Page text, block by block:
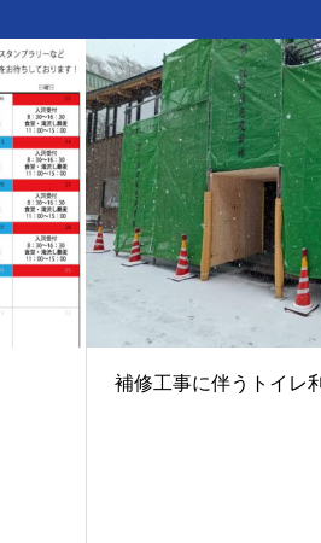
補修工事に伴うトイレ